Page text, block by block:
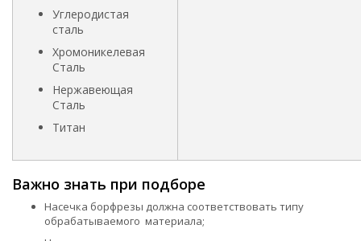
Углеродистая
сталь
Хромоникелевая
Сталь
Нержавеющая
Сталь
Титан
Важно знать при подборе
Насечка борфрезы должна соответствовать типу
обрабатываемого материала;